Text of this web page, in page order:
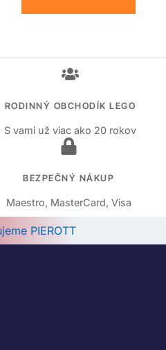
RODINNÝ OBCHODÍK LEGO
S vami už viac ako 20 rokov
BEZPEČNÝ NÁKUP
Maestro, MasterCard, Visa